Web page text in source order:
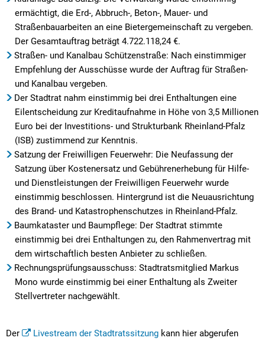
ermächtigt, die Erd-, Abbruch-, Beton-, Mauer- und
Straßenbauarbeiten an eine Bietergemeinschaft zu vergeben.
Der Gesamtauftrag beträgt 4.722.118,24 €.
Straßen- und Kanalbau Schützenstraße: Nach einstimmiger
Empfehlung der Ausschüsse wurde der Auftrag für Straßen-
und Kanalbau vergeben.
Der Stadtrat nahm einstimmig bei drei Enthaltungen eine
Eilentscheidung zur Kreditaufnahme in Höhe von 3,5 Millionen
Euro bei der Investitions- und Strukturbank Rheinland-Pfalz
(ISB) zustimmend zur Kenntnis.
Satzung der Freiwilligen Feuerwehr: Die Neufassung der
Satzung über Kostenersatz und Gebührenerhebung für Hilfe-
und Dienstleistungen der Freiwilligen Feuerwehr wurde
einstimmig beschlossen. Hintergrund ist die Neuausrichtung
des Brand- und Katastrophenschutzes in Rheinland-Pfalz.
Baumkataster und Baumpflege: Der Stadtrat stimmte
einstimmig bei drei Enthaltungen zu, den Rahmenvertrag mit
dem wirtschaftlich besten Anbieter zu schließen.
Rechnungsprüfungsausschuss: Stadtratsmitglied Markus
Mono wurde einstimmig bei einer Enthaltung als Zweiter
Stellvertreter nachgewählt.
Der Livestream der Stadtratssitzungkann hier abgerufen